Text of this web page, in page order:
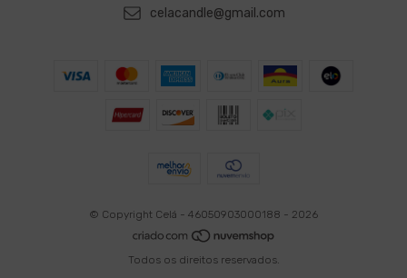
celacandle@gmail.com
© Copyright Celá - 46050903000188 - 2026
Todos os direitos reservados.